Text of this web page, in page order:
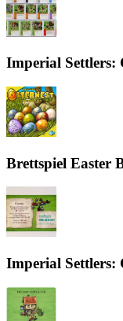
Imperial Settlers:
Brettspiel Easter
Imperial Settlers: